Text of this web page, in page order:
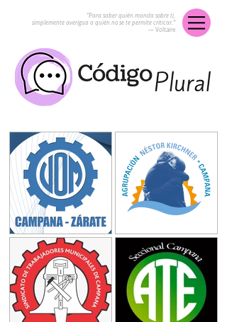
“Para saber quién manda sobre ti,
simplemente averigua a quién no se te permite criticar.”
― Voltaire